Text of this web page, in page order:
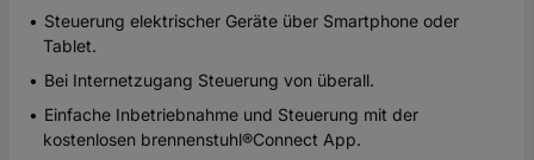
Steuerung elektrischer Geräte über Smartphone oder
Tablet.
Bei Internetzugang Steuerung von überall.
Einfache Inbetriebnahme und Steuerung mit der
kostenlosen brennenstuhl®Connect App.